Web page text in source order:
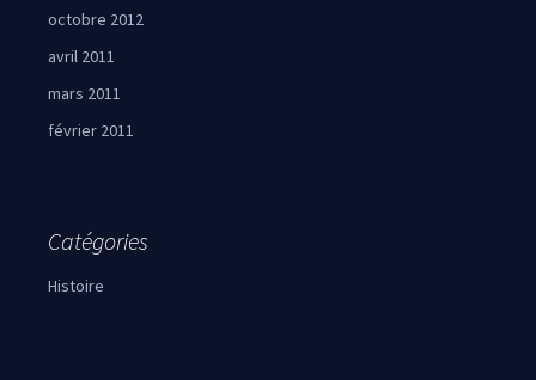
octobre 2012
avril 2011
mars 2011
février 2011
Catégories
Histoire